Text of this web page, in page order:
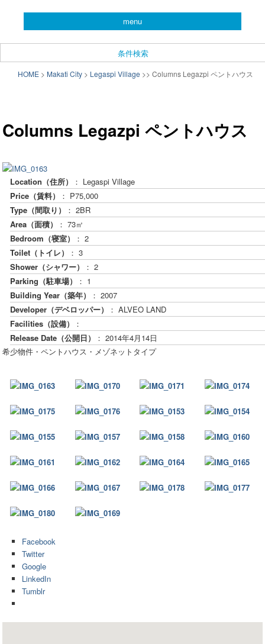
CONDO SEARCH in MAKATI.
フィリピン不動産検索サイト
you can search almost condominiums around makati city. フィリピン経済の
中心地マカティ周辺の不動産投資情報です。
menu
条件検索
メインコンテンツへ移動
サブコンテンツへ移動
HOME > Makati City > Legaspi Village >> Columns Legazpi ペントハウス
Columns Legazpi ペントハウス
Location（住所）
： Legaspi Village
Price（賃料）
： P75,000
Type（間取り）
： 2BR
Area（面積）
： 73㎡
Bedroom（寝室）
： 2
Toilet（トイレ）
： 3
Shower（シャワー）
： 2
Parking（駐車場）
： 1
Building Year（築年）
： 2007
Developer（デベロッパー）
： ALVEO LAND
Facilities（設備）
：
Release Date（公開日）
：2014年4月14日
希少物件・ペントハウス・メゾネットタイプ
Facebook
Twitter
Google
LinkedIn
Tumblr